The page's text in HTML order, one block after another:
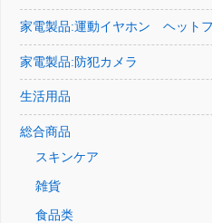
家電製品:運動イヤホン ヘット
家電製品:防犯カメラ
生活用品
総合商品
スキンケア
雑貨
食品类